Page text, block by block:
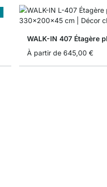
WALK-IN 407 Étagère
À partir de 645,00 €